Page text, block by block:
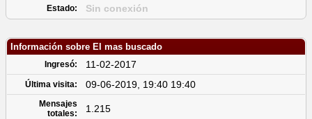
Estado: Sin conexión
Información sobre El mas buscado
Ingresó: 11-02-2017
Última visita: 09-06-2019, 19:40 19:40
Mensajes
totales:
1.215